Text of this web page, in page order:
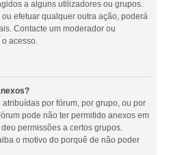
a alguns utilizadores ou grupos.
efetuar qualquer outra ação, poderá
Contacte um moderador ou
acesso.
por fórum, por grupo, ou por
pode não ter permitido anexos em
permissões a certos grupos.
o motivo do porquê de não poder